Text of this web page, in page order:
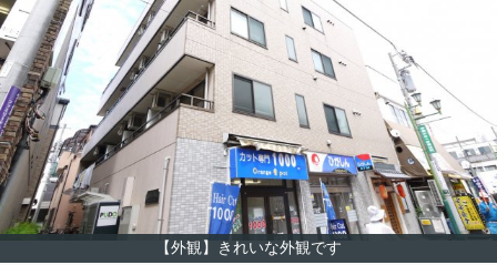
【外観】きれいな外観です